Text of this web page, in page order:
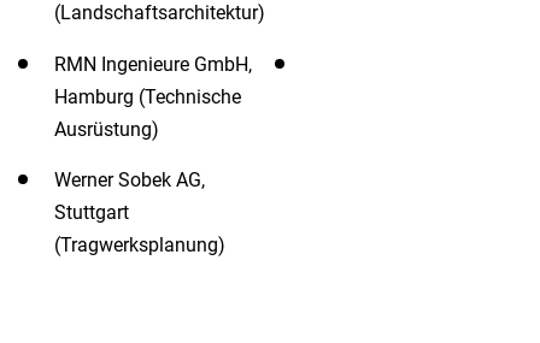
(Landschaftsarchitektur)
RMN Ingenieure GmbH,
Hamburg (Technische
Ausrüstung)
Werner Sobek AG,
Stuttgart
(Tragwerksplanung)